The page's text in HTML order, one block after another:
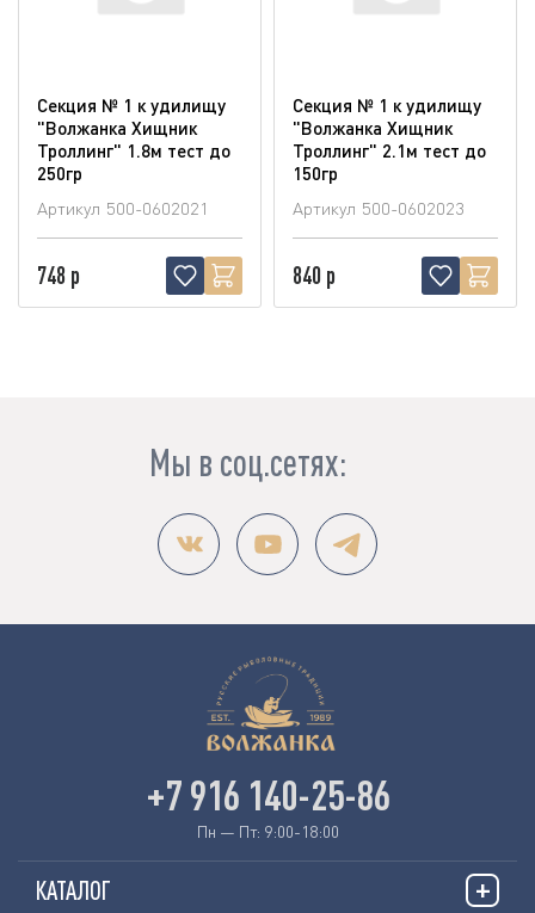
Секция № 1 к удилищу
"Волжанка Хищник
Троллинг" 1.8м тест до
250гр
Артикул 500-0602021
748 р
Секция № 1 к удилищу
"Волжанка Хищник
Троллинг" 2.1м тест до
150гр
Артикул 500-0602023
840 р
Мы в соц.сетях:
КАТАЛОГ
+7 916 140-25-86
Пн — Пт: 9:00-18:00